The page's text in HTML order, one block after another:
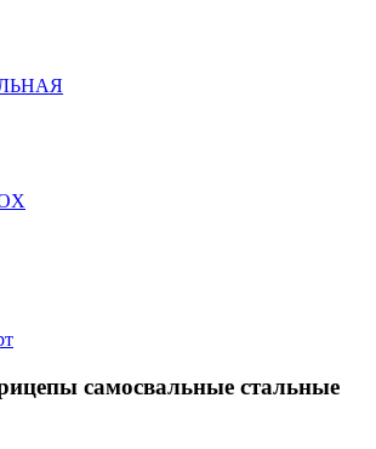
самосвальные стальные